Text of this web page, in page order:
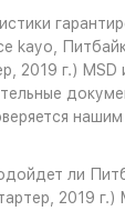
kayo, Питбайк
2019 г.) MSD
ли
2019